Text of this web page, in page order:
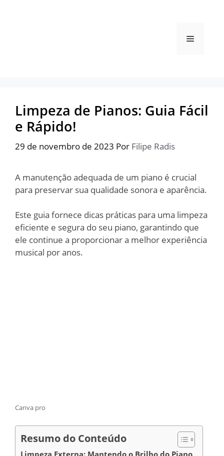
Menu
Limpeza de Pianos: Guia Fácil
e Rápido!
29 de novembro de 2023 Por Filipe Radis
A manutenção adequada de um piano é crucial
para preservar sua qualidade sonora e aparência.
Este guia fornece dicas práticas para uma limpeza
eficiente e segura do seu piano, garantindo que
ele continue a proporcionar a melhor experiência
musical por anos.
Canva pro
Resumo do Conteúdo
Limpeza Externa: Mantendo o Brilho do Piano